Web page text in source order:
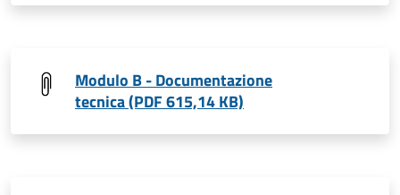
Modulo B - Documentazione
tecnica (PDF 615,14 KB)